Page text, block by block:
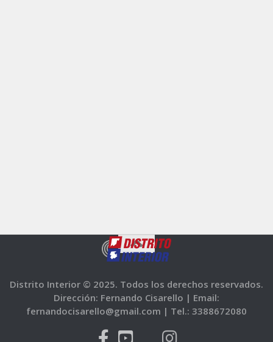
Distrito Interior © 2025. Todos los derechos reservados.
Dirección: Fernando Cisarello | Email:
fernandocisarello@gmail.com | Tel.: 3388672080